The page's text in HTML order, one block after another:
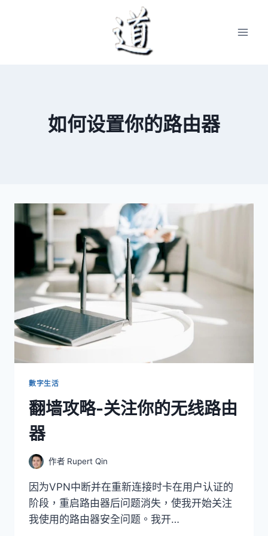
如何设置你的路由器
數字生活
翻墙攻略-关注你的无线路由
器
作者 Rupert Qin
因为VPN中断并在重新连接时卡在用户认证的
阶段，重启路由器后问题消失，使我开始关注
我使用的路由器安全问题。我开…